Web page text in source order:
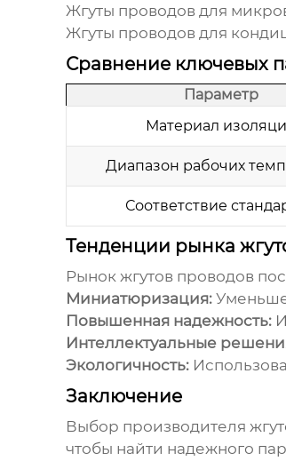
Жгуты проводов для
Жгуты проводов для
Сравнение ключевых
Параметр
Материал
Диапазон рабочих
Соответствие
Тенденции рынка
Рынок жгутов проводов
Миниатюризация:
Повышенная надежность:
Интеллектуальные
Экологичность:
Заключение
Выбор производителя
чтобы найти надежного